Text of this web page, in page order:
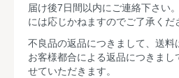
届け後7日間以内にご連絡下さい
には応じかねますのでご了承くだ
不良品の返品につきまして、送料
お客様都合による返品につきまし
せていただきます。